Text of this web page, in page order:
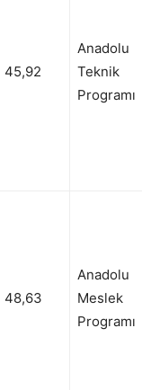
45,92
Anadolu
Teknik
Programı
48,63
Anadolu
Meslek
Programı